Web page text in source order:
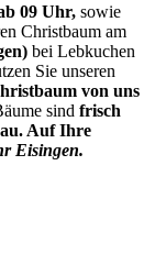
09 Uhr, sowie
Christbaum am
bei Lebkuchen
Sie unseren
von uns
sind frisch
Auf Ihre
Eisingen.